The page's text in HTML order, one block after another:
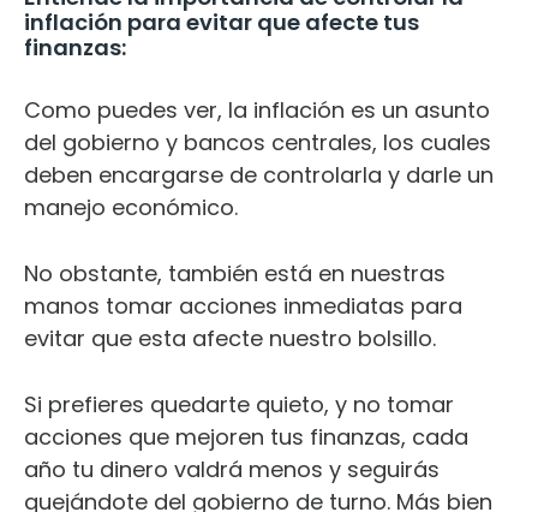
inflación para evitar que afecte tus
finanzas:
Como puedes ver, la inflación es un asunto
del gobierno y bancos centrales, los cuales
deben encargarse de controlarla y darle un
manejo económico.
No obstante, también está en nuestras
manos tomar acciones inmediatas para
evitar que esta afecte nuestro bolsillo.
Si prefieres quedarte quieto, y no tomar
acciones que mejoren tus finanzas, cada
año tu dinero valdrá menos y seguirás
quejándote del gobierno de turno. Más bien